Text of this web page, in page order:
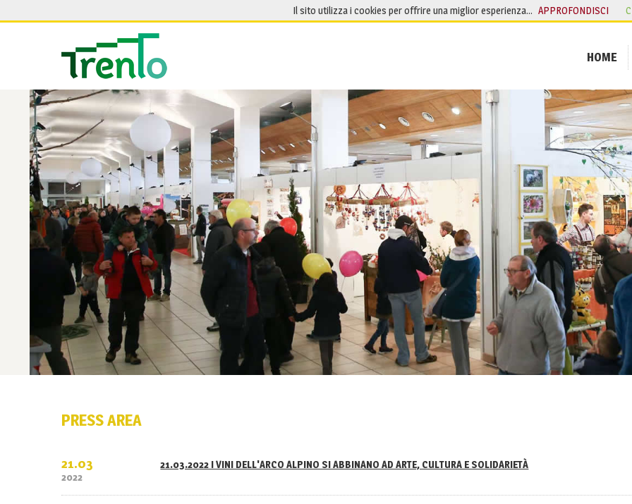
HOME
PRESS AREA
21.03
2022
21.03.2022 I VINI DELL'ARCO ALPINO SI ABBINANO AD ARTE, CULTURA E SOLIDARIETÀ
Il sito utilizza i cookies per offrire una miglior esperienza… APPROFONDISCI